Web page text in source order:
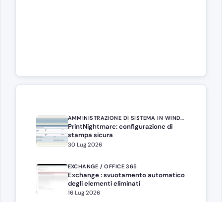
AMMINISTRAZIONE DI SISTEMA IN WINDOWS SERVER
PrintNightmare: configurazione di
stampa sicura
30 Lug 2026
EXCHANGE / OFFICE 365
Exchange : svuotamento automatico
degli elementi eliminati
16 Lug 2026